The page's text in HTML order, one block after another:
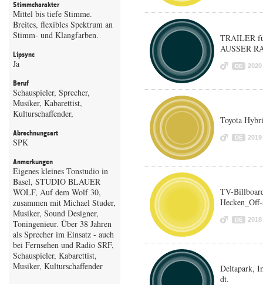
Stimmcharakter
Mittel bis tiefe Stimme.
Breites, flexibles Spektrum an
Stimm- und Klangfarben.
Lipsync
Ja
Beruf
Schauspieler, Sprecher,
Musiker, Kabarettist,
Kulturschaffender,
Abrechnungsart
SPK
Anmerkungen
Eigenes kleines Tonstudio in
Basel, STUDIO BLAUER
WOLF, Auf dem Wolf 30,
zusammen mit Michael Studer,
Musiker, Sound Designer,
Toningenieur. Über 38 Jahren
als Sprecher im Einsatz - auch
bei Fernsehen und Radio SRF,
Schauspieler, Kabarettist,
Musiker, Kulturschaffender
TRAILER
AUSSER
DE 2020
Toyota
DE 2019
TV-
DE 2018
Deltapark,
dt.